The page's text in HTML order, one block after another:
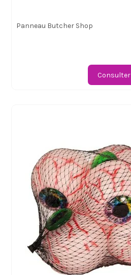
Panneau Butcher Shop
Consulter